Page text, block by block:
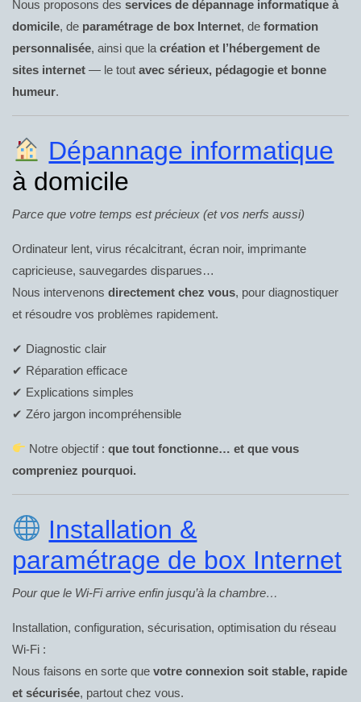
Nous proposons des services de dépannage informatique à
domicile, de paramétrage de box Internet, de formation
personnalisée, ainsi que la création et l’hébergement de
sites internet — le tout avec sérieux, pédagogie et bonne
humeur.
Dépannage informatique
à domicile
Parce que votre temps est précieux (et vos nerfs aussi)
Ordinateur lent, virus récalcitrant, écran noir, imprimante
capricieuse, sauvegardes disparues…
Nous intervenons directement chez vous, pour diagnostiquer
et résoudre vos problèmes rapidement.
✔ Diagnostic clair
✔ Réparation efficace
✔ Explications simples
✔ Zéro jargon incompréhensible
Notre objectif :que tout fonctionne… et que vous
compreniez pourquoi.
Installation &
paramétrage de box Internet
Pour que le Wi-Fi arrive enfin jusqu’à la chambre…
Installation, configuration, sécurisation, optimisation du réseau
Wi-Fi :
Nous faisons en sorte que votre connexion soit stable, rapide
et sécurisée, partout chez vous.